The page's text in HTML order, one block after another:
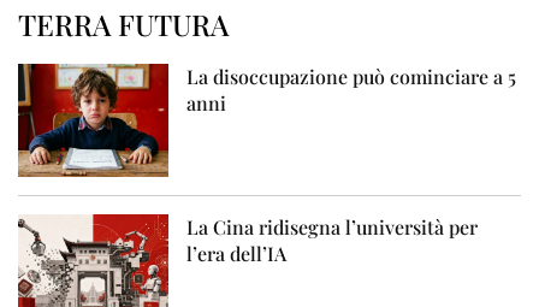
TERRA FUTURA
La disoccupazione può cominciare a 5
anni
La Cina ridisegna l’università per
l’era dell’IA